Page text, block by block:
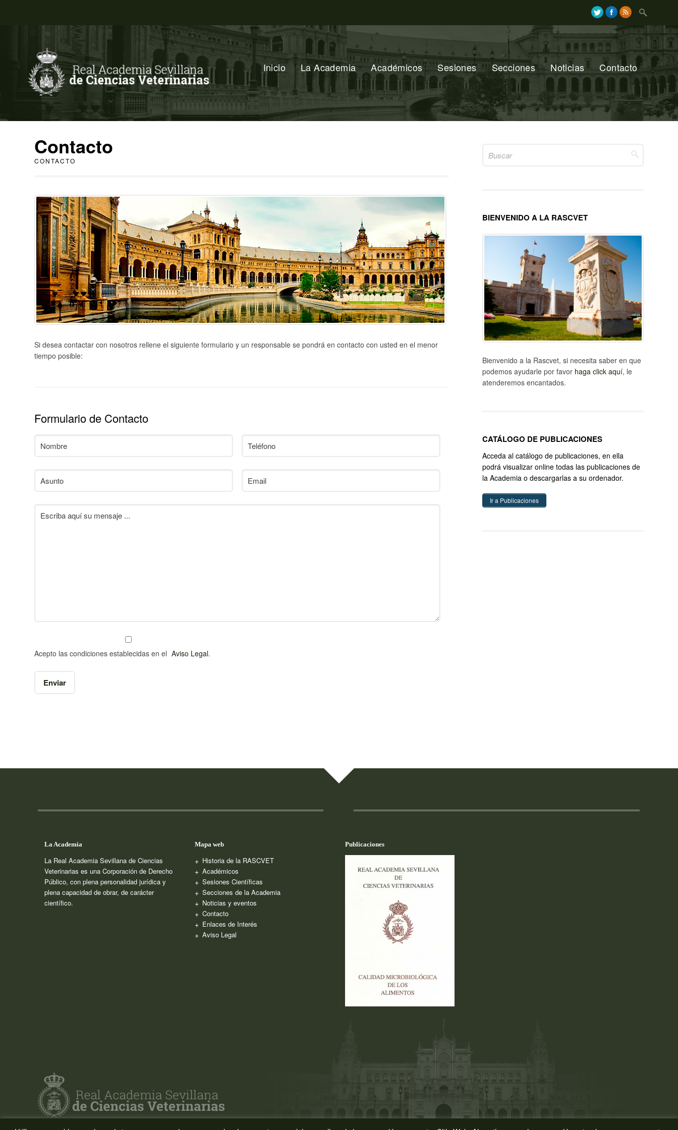
Search
for:
Inicio La Academia Académicos Sesiones Secciones Noticias Contacto
Contacto
CONTACTO
Si desea contactar con nosotros rellene el siguiente formulario y un responsable se pondrá en contacto con usted en el menor
tiempo posible:
Formulario de Contacto
Acepto las condiciones establecidas en el Aviso Legal.
for:
BIENVENIDO A LA RASCVET
Bienvenido a la Rascvet, si necesita saber en que
podemos ayudarle por favor haga click aquí, le
atenderemos encantados.
CATÁLOGO DE PUBLICACIONES
Acceda al catálogo de publicaciones, en ella
podrá visualizar online todas las publicaciones de
la Academia o descargarlas a su ordenador.
Ir a Publicaciones
La Academia
La Real Academia Sevillana de Ciencias
Veterinarias es una Corporación de Derecho
Público, con plena personalidad jurídica y
plena capacidad de obrar, de carácter
científico.
Mapa web
Historia de la RASCVET
Académicos
Sesiones Científicas
Secciones de la Academia
Noticias y eventos
Contacto
Enlaces de Interés
Aviso Legal
Publicaciones